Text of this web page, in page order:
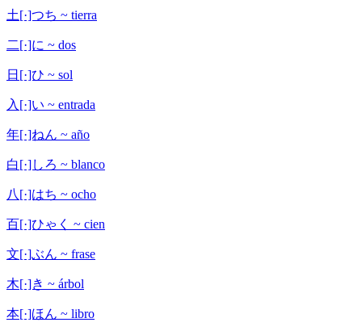
土[·]つち ~ tierra
二[·]に ~ dos
日[·]ひ ~ sol
入[·]い ~ entrada
年[·]ねん ~ año
白[·]しろ ~ blanco
八[·]はち ~ ocho
百[·]ひゃく ~ cien
文[·]ぶん ~ frase
木[·]き ~ árbol
本[·]ほん ~ libro